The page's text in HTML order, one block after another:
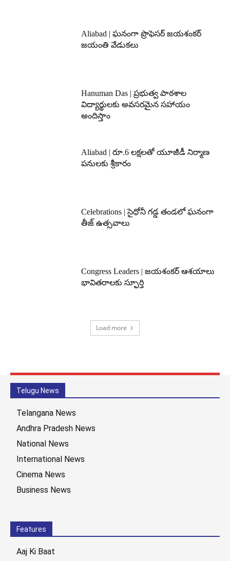
Aliabad | ఘనంగా ప్రొఫెసర్ జయశంకర్
జయంతి వేడుకలు
Hanuman Das | ప్రభుత్వ పాఠశాల
విద్యార్థులకు అవసరమైన సహాయం
అందిస్తాం
Aliabad | రూ.6 లక్షలతో యూజీడీ నిర్మాణ
పనులకు శ్రీకారం
Celebrations | సైధోనీ గడ్డ తండలో ఘనంగా
తీజ్ ఉత్సవాలు
Congress Leaders | జయశంకర్ ఆశయాలు
భావితరాలకు స్ఫూర్తి
Load more
Telugu News
Telangana News
Andhra Pradesh News
National News
International News
Cinema News
Business News
Features
Aaj Ki Baat